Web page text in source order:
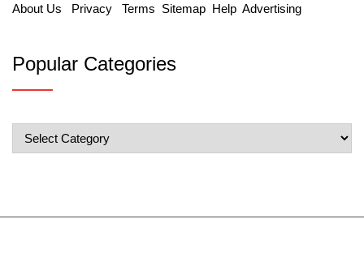
About Us Privacy Terms Sitemap Help Advertising
Popular Categories
Popular